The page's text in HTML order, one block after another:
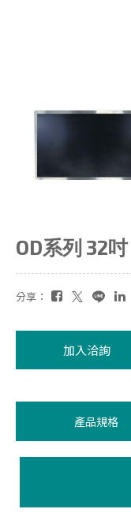
OD系列 32
分享：
加入洽詢
產品規格